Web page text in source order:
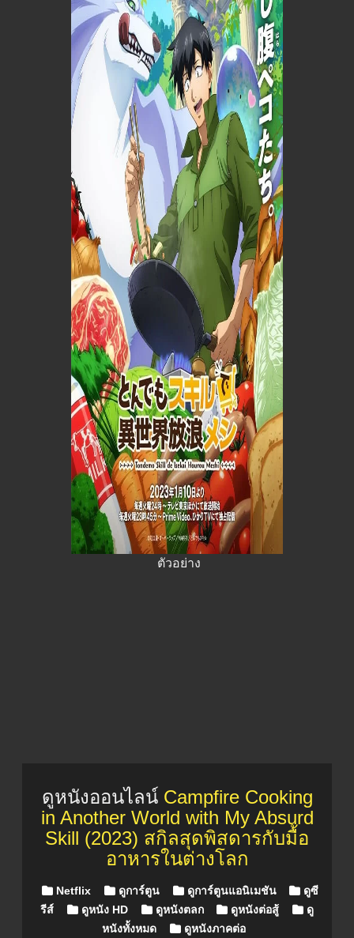
ตัวอย่าง
ดูหนังออนไลน์ Campfire Cooking
in Another World with My Absurd
Skill (2023) สกิลสุดพิสดารกับมื้อ
อาหารในต่างโลก
Posted in
Netflix ดูการ์ตูน ดูการ์ตูนแอนิเมชัน
ดูซี
รีส์
ดูหนัง HD ดูหนังตลก ดูหนังต่อสู้
ดู
หนังทั้งหมด
ดูหนังภาคต่อ